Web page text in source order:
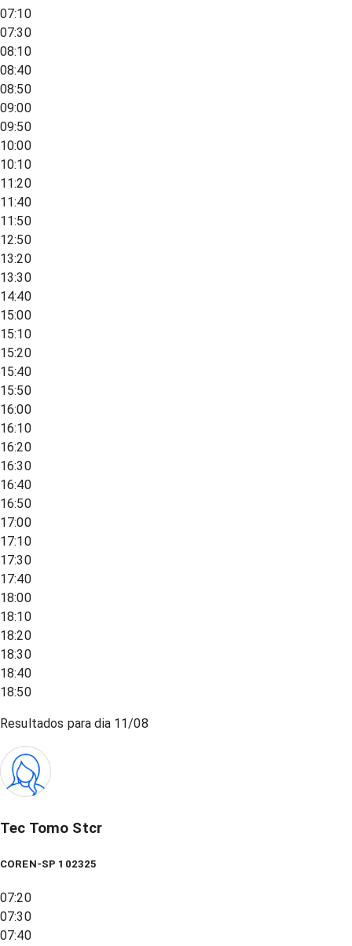
07:10
07:30
08:10
08:40
08:50
09:00
09:50
10:00
10:10
11:20
11:40
11:50
12:50
13:20
13:30
14:40
15:00
15:10
15:20
15:40
15:50
16:00
16:10
16:20
16:30
16:40
16:50
17:00
17:10
17:30
17:40
18:00
18:10
18:20
18:30
18:40
18:50
Resultados para dia 11/08
Tec Tomo Stcr
COREN-SP 102325
07:20
07:30
07:40